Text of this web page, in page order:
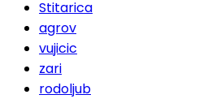
Stitarica
agrov
vujicic
zari
rodoljub